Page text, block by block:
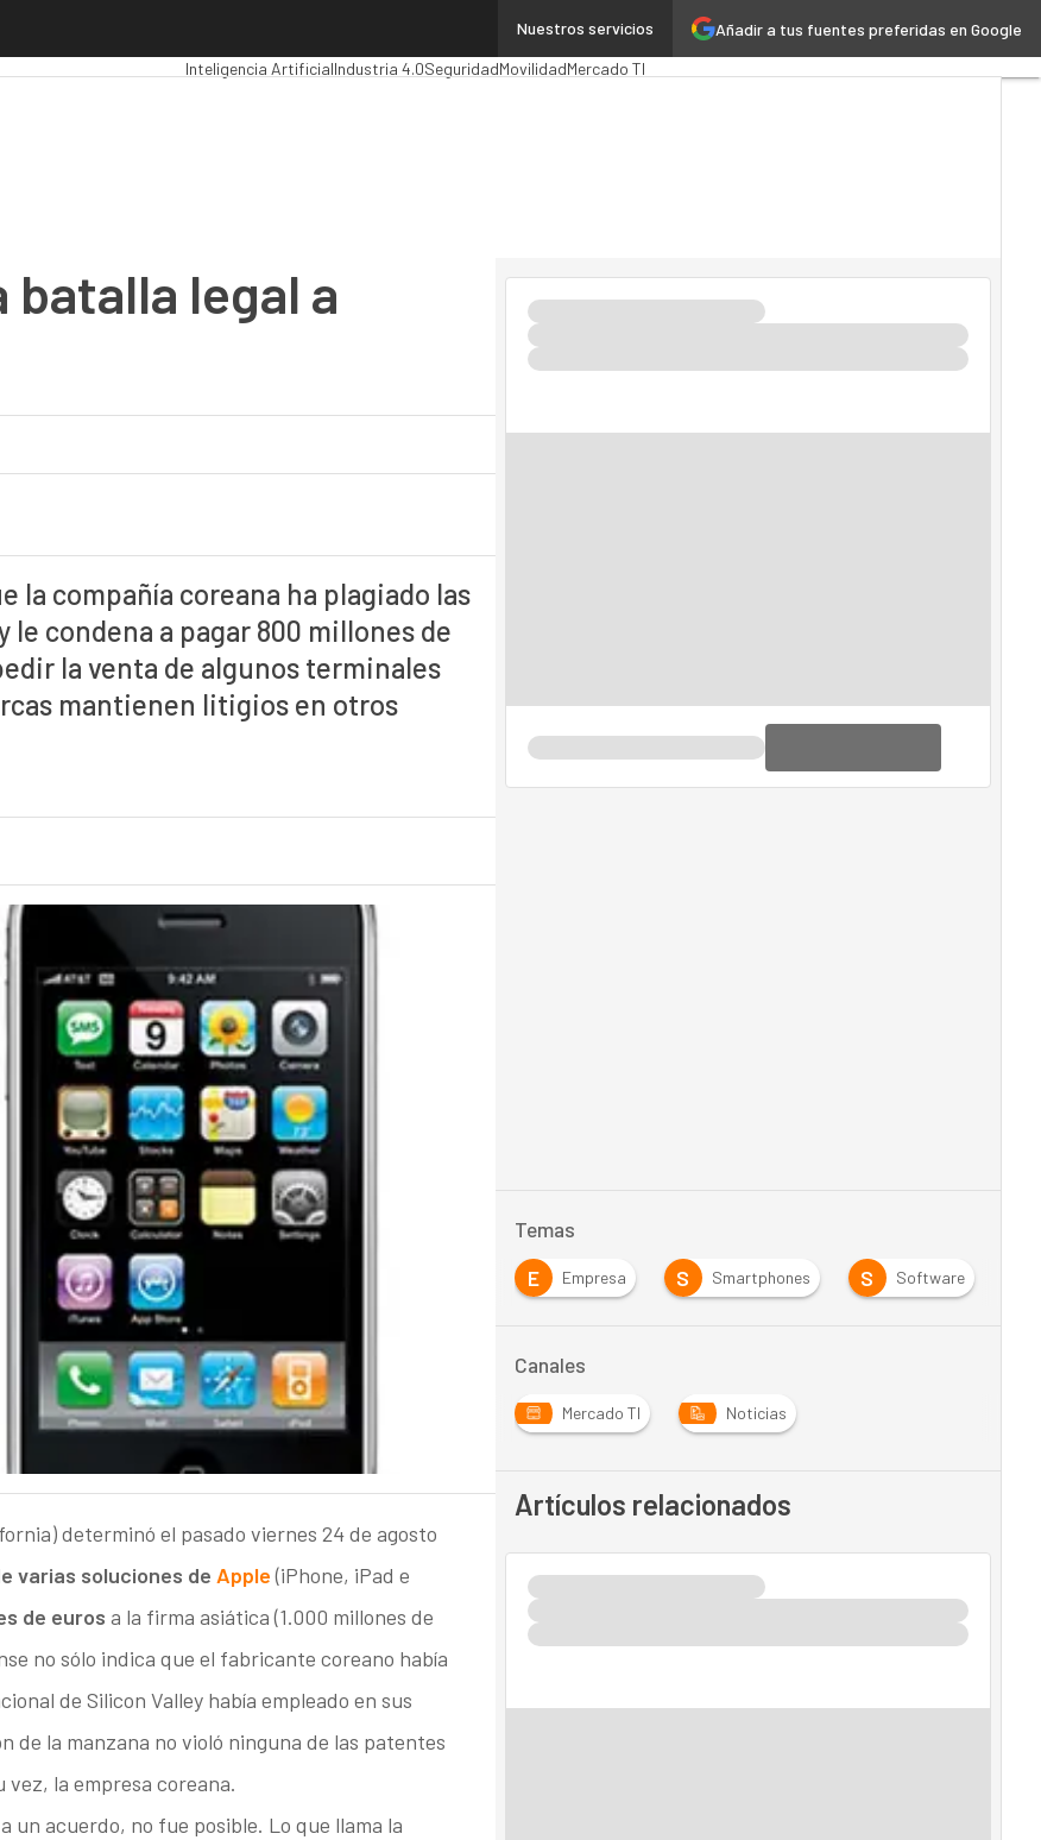
Añadir a tus fuentes preferidas en Google
Nuestros servicios
Administración PúblicaMarTechCloud
Inteligencia ArtificialIndustria 4.0SeguridadMovilidadMercado TI
batalla legal a
la compañía coreana ha plagiado las
condena a pagar 800 millones de
la venta de algunos terminales
mantienen litigios en otros
determinó el pasado viernes 24 de agosto
varias soluciones de Apple (iPhone, iPad e
de euros a la firma asiática (1.000 millones de
no sólo indica que el fabricante coreano había
de Silicon Valley había empleado en sus
de la manzana no violó ninguna de las patentes
vez, la empresa coreana.
un acuerdo, no fue posible. Lo que llama la
Temas
E Empresa S Smartphones S Software
Canales
Mercado TI Noticias
Artículos relacionados